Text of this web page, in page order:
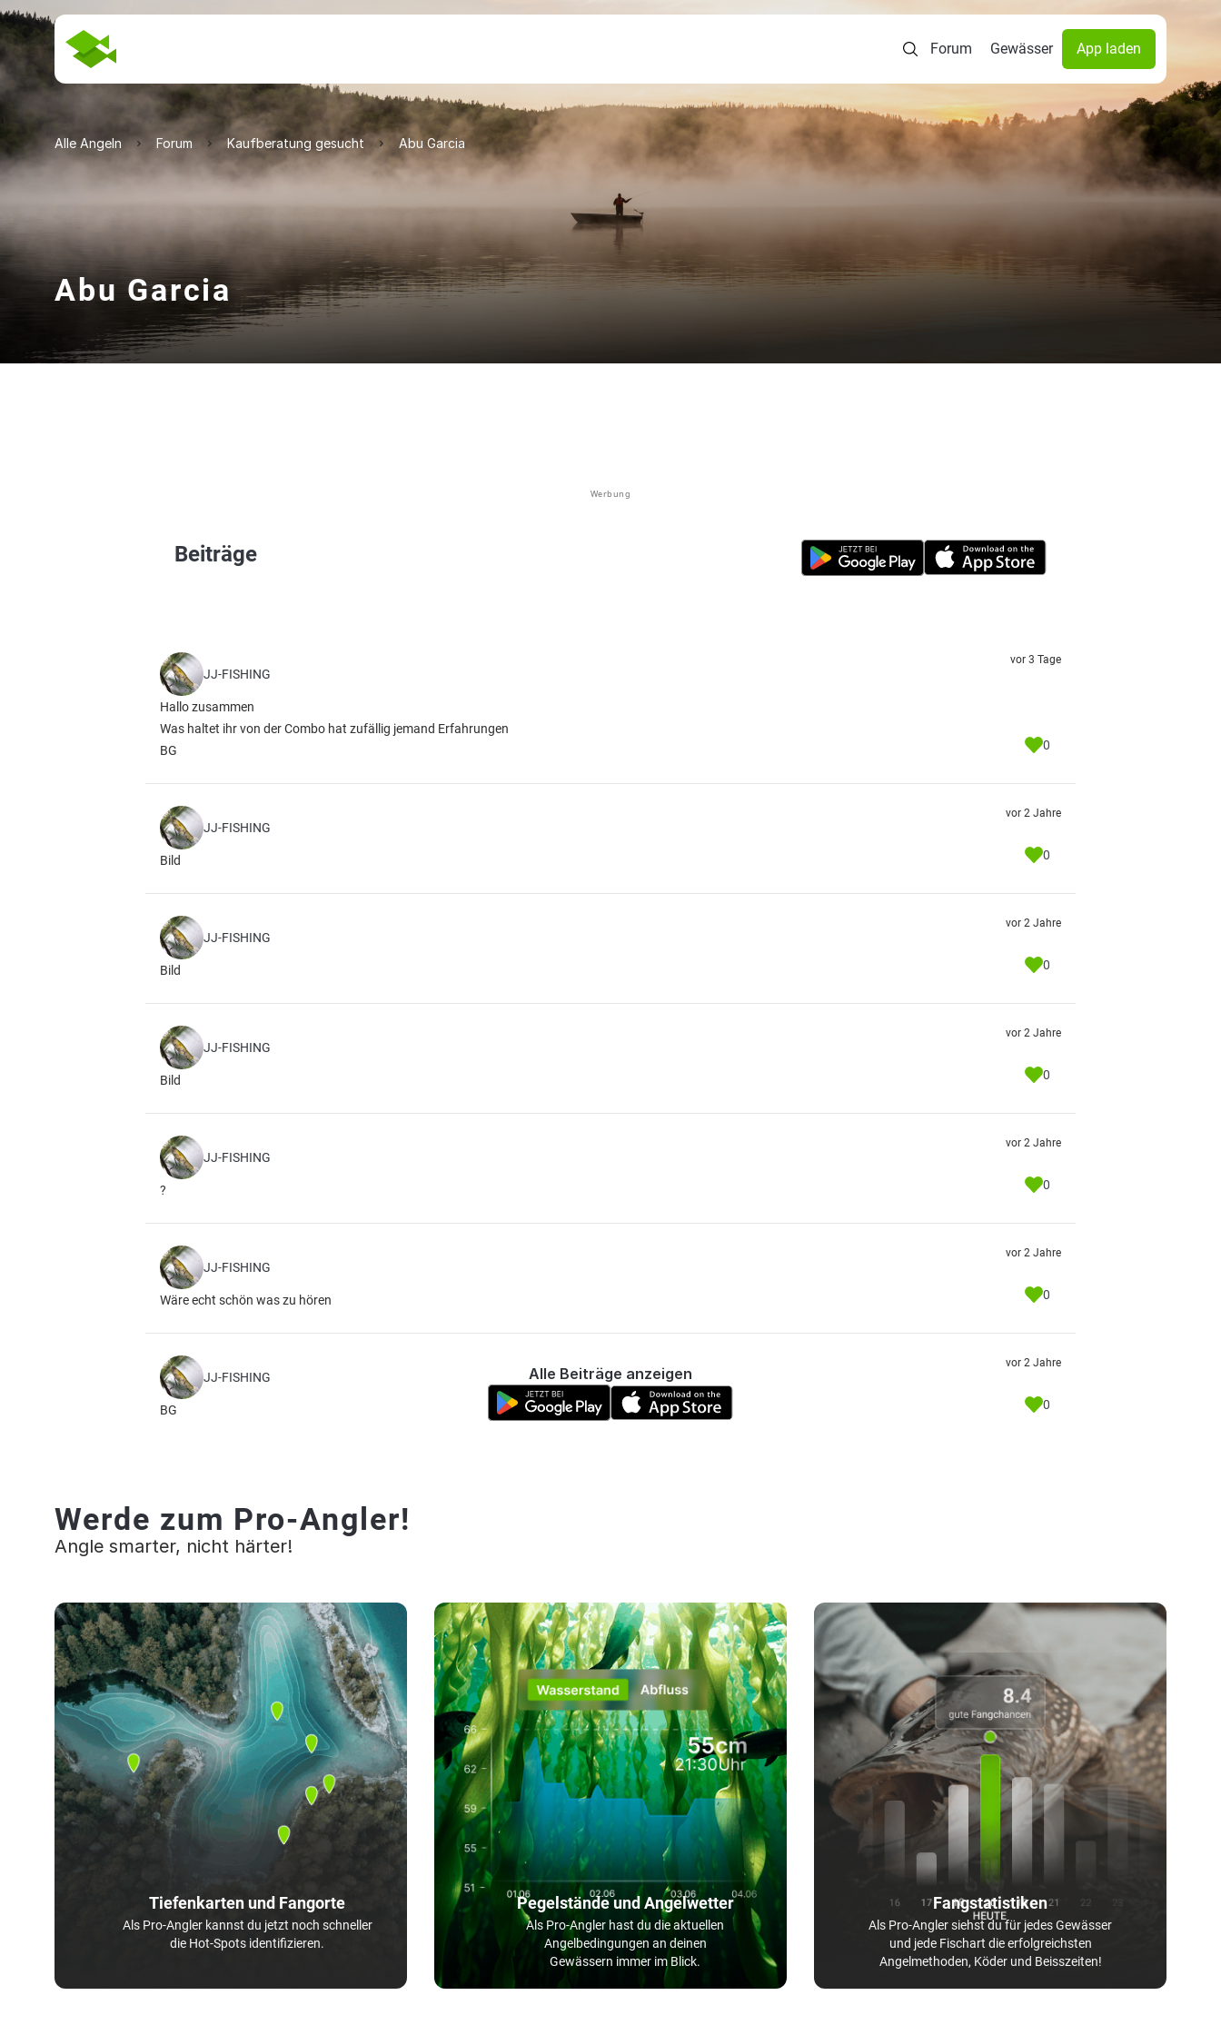
Forum Gewässer App laden
Alle Angeln Forum Kaufberatung gesucht Abu Garcia
Abu Garcia
Werbung
Beiträge
JJ-FISHING
Hallo zusammen
Was haltet ihr von der Combo hat zufällig jemand Erfahrungen
BG
vor 3 Tage
0
JJ-FISHING
Bild
vor 2 Jahre
0
JJ-FISHING
Bild
vor 2 Jahre
0
JJ-FISHING
Bild
vor 2 Jahre
0
JJ-FISHING
?
vor 2 Jahre
0
JJ-FISHING
Wäre echt schön was zu hören
vor 2 Jahre
0
JJ-FISHING
BG
vor 2 Jahre
0
Alle Beiträge anzeigen
Werde zum Pro-Angler!
Angle smarter, nicht härter!
Tiefenkarten und Fangorte
Als Pro-Angler kannst du jetzt noch schneller
die Hot-Spots identifizieren.
Pegelstände und Angelwetter
Als Pro-Angler hast du die aktuellen
Angelbedingungen an deinen
Gewässern immer im Blick.
Fangstatistiken
Als Pro-Angler siehst du für jedes Gewässer
und jede Fischart die erfolgreichsten
Angelmethoden, Köder und Beisszeiten!